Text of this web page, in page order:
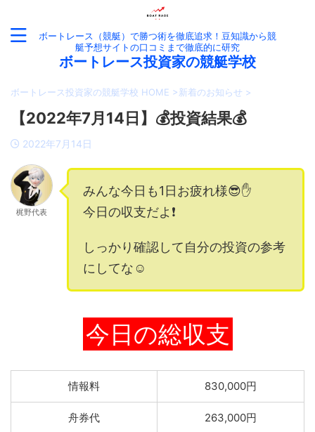
ボートレース（競艇）で勝つ術を徹底追求！豆知識から競
艇予想サイトの口コミまで徹底的に研究
ボートレース投資家の競艇学校
ボートレース投資家の競艇学校 HOME >新着のお知らせ >
【2022年7月14日】💰投資結果💰
2022年7月14日
梶野代表
みんな今日も1日お疲れ様😎✋
今日の収支だよ❗️
しっかり確認して自分の投資の参考
にしてな☺️
今日の総収支
情報料 830,000円
舟券代 263,000円